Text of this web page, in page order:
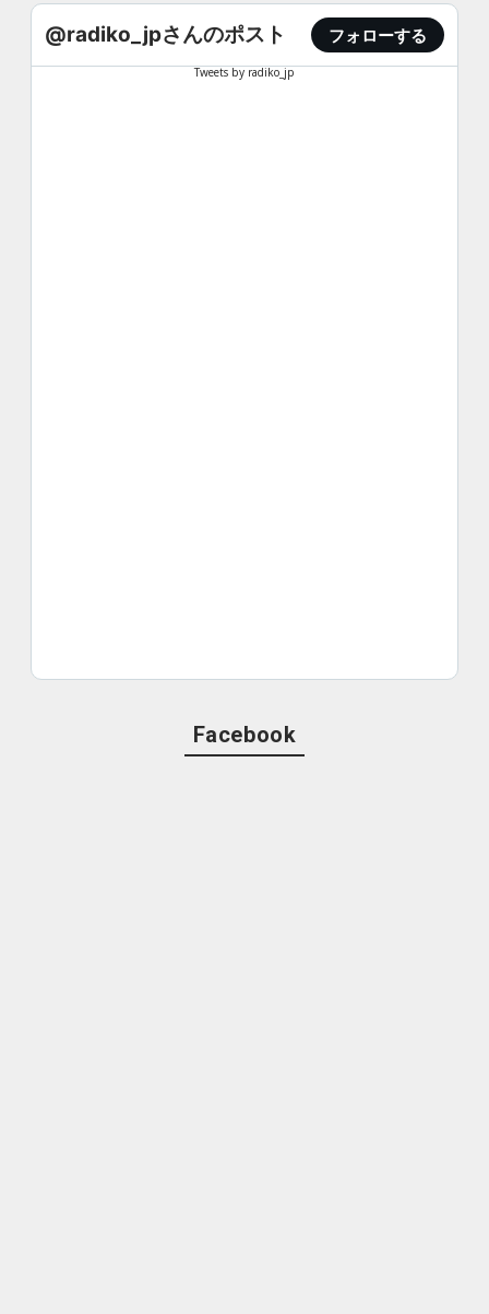
@radiko_jpさんのポスト フォローする
Tweets by radiko_jp
Facebook